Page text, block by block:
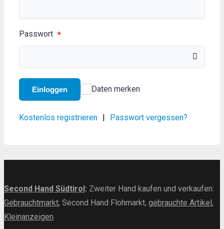
Passwort *
Einloggen Daten merken
Kostenlos registrieren | Passwort vergessen?
Second Hand Südtirol: Zweiter Hand kaufen und verkaufen:
Gebrauchtmarkt, Second Hand Flohmarkt, gebrauchte Artikel,
Kleinanzeigen